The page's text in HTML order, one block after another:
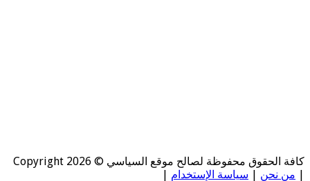
كافة الحقوق محفوظة لصالح موقع السياسي © Copyright 2026
| من نحن | سياسة الإستخدام |